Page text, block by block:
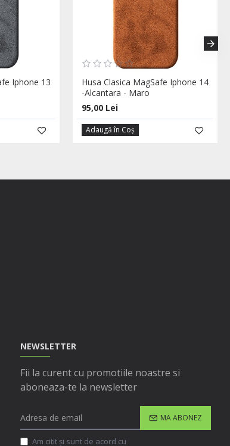
Iphone 13
Husa Clasica MagSafe Iphone 14
-Alcantara - Maro
95,00 Lei
Adaugă în Coş
NEWSLETTER
Fii la curent cu promotiile noastre si
aboneaza-te la newsletter
MA ABONEZ
Am citit şi sunt de acord cu